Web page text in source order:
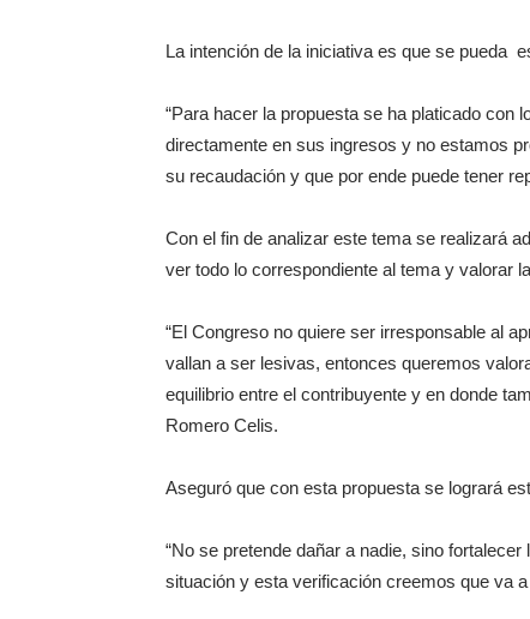
La intención de la iniciativa es que se pueda
“Para hacer la propuesta se ha platicado con
directamente en sus ingresos y no estamos
su recaudación y que por ende puede tener
Con el fin de analizar este tema se realizará
ver todo lo correspondiente al tema y valorar
“El Congreso no quiere ser irresponsable al
vallan a ser lesivas, entonces queremos
equilibrio entre el contribuyente y en donde
Romero Celis.
Aseguró que con esta propuesta se logrará
“No se pretende dañar a nadie, sino
situación y esta verificación creemos que va